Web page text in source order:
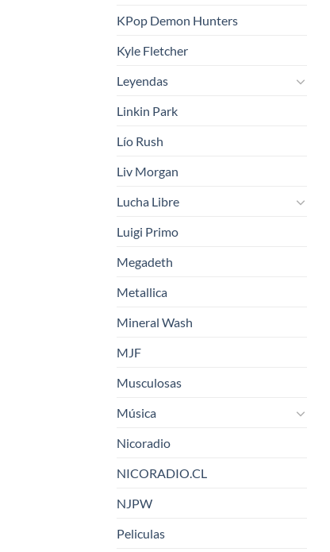
KPop Demon Hunters
Kyle Fletcher
Leyendas
Linkin Park
Lío Rush
Liv Morgan
Lucha Libre
Luigi Primo
Megadeth
Metallica
Mineral Wash
MJF
Musculosas
Música
Nicoradio
NICORADIO.CL
NJPW
Peliculas